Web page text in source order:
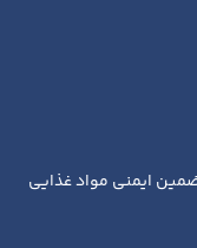
ایمنی مواد غذایی